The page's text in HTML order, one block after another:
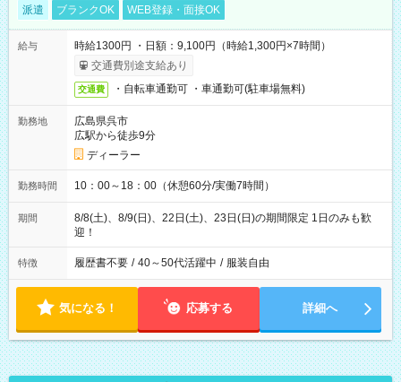
派遣 ブランクOK WEB登録・面接OK
給与
時給1300円 ・日額：9,100円（時給1,300円×7時間）
交通費別途支給あり
交通費 ・自転車通勤可 ・車通勤可(駐車場無料)
勤務地
広島県呉市
広駅から徒歩9分
ディーラー
勤務時間 10：00～18：00（休憩60分/実働7時間）
期間
8/8(土)、8/9(日)、22日(土)、23日(日)の期間限定 1日のみも歓
迎！
特徴 履歴書不要 / 40～50代活躍中 / 服装自由
気になる！ 応募する 詳細へ